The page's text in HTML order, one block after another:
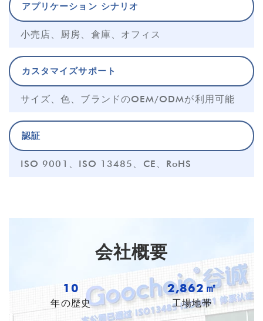
アプリケーション シナリオ
小売店、厨房、倉庫、オフィス
カスタマイズサポート
サイズ、色、ブランドのOEM/ODMが利用可能
認証
ISO 9001、ISO 13485、CE、RoHS
会社概要
10
年の歴史
3,982㎡
工場地帯